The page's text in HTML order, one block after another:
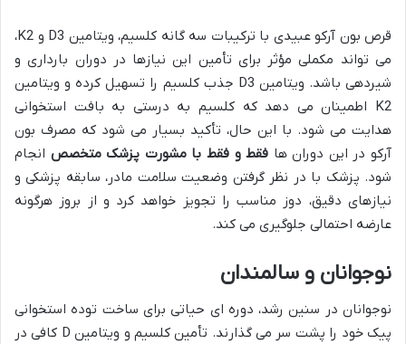
قرص بون آرکو عبیدی با ترکیبات سه گانه کلسیم، ویتامین D3 و K2،
می تواند مکملی مؤثر برای تأمین این نیازها در دوران بارداری و
شیردهی باشد. ویتامین D3 جذب کلسیم را تسهیل کرده و ویتامین
K2 اطمینان می دهد که کلسیم به درستی به بافت استخوانی
هدایت می شود. با این حال، تأکید بسیار می شود که مصرف بون
آرکو در این دوران ها فقط و فقط با مشورت پزشک متخصص انجام
شود. پزشک با در نظر گرفتن وضعیت سلامت مادر، سابقه پزشکی و
نیازهای دقیق، دوز مناسب را تجویز خواهد کرد و از بروز هرگونه
عارضه احتمالی جلوگیری می کند.
نوجوانان و سالمندان
نوجوانان در سنین رشد، دوره ای حیاتی برای ساخت توده استخوانی
پیک خود را پشت سر می گذارند. تأمین کلسیم و ویتامین D کافی در